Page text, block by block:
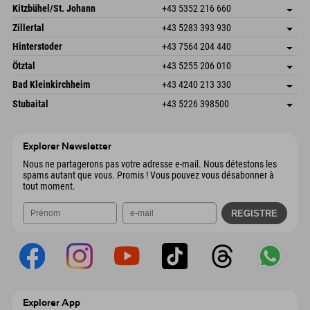
Dorfstr. 127b
6793 Gaschurn/Montafon
Autriche
Enregistrer l'adresse
Réservation
Kitzbühel/St. Johann +43 5352 216 660
Speckbacherstraße 87
6380 St. Johann in Tirol
Autriche
Enregistrer l'adresse
Informations d'arrivée
Réservation
Zillertal +43 5283 393 930
Schmiedau 2
Autriche
Enregistrer l'adresse
Réservation
Hinterstoder +43 7564 204 440
Freizeitpark 10
4573 Hinterstoder
Autriche
Enregistrer l'adresse
Informations d'arrivée
Réservation
Ötztal +43 5255 206 010
Gscheat 14
Autriche
Enregistrer l'adresse
Réservation
Bad Kleinkirchheim +43 4240 213 330
Dorfstraße 24
9546 Bad Kleinkirchheim
Enregistrer l'adresse
Informations d'arrivée
Stubaital +43 5226 398500
Explorer Newsletter
Nous ne partagerons pas votre adresse e-mail. Nous détestons les
spams autant que vous. Promis ! Vous pouvez vous désabonner à
tout moment.
Explorer App